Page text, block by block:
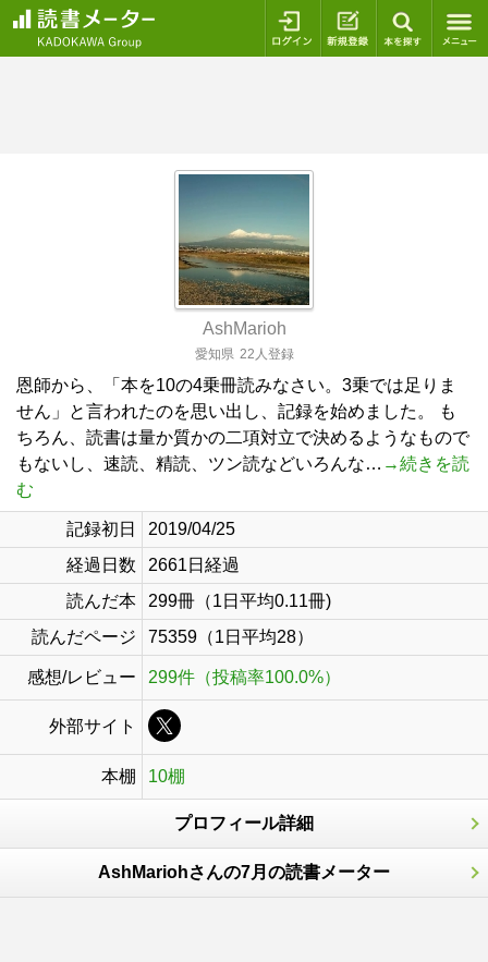
ログイン 新規登録
AshMarioh
愛知県 22人登録
恩師から、「本を10の4乗冊読みなさい。3乗では足りま
せん」と言われたのを思い出し、記録を始めました。 も
ちろん、読書は量か質かの二項対立で決めるようなもので
もないし、速読、精読、ツン読などいろんな… →続きを読
む
記録初日
2019/04/25
経過日数
2661日経過
読んだ本
299冊（1日平均0.11冊)
読んだページ
75359（1日平均28）
感想/レビュー 299件（投稿率100.0%）
外部サイト
本棚 10棚
プロフィール詳細
AshMariohさんの7月の読書メーター